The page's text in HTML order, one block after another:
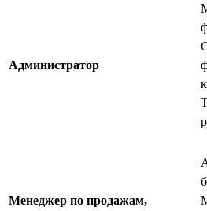
Администратор
Менеджер по продажам,